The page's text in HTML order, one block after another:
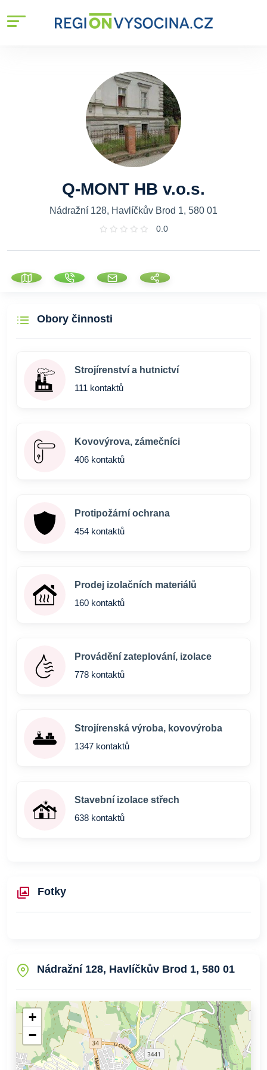
Q-MONT HB v.o.s.
Nádražní 128, Havlíčkův Brod 1, 580 01
0.0
Obory činnosti
Strojírenství a hutnictví
111 kontaktů
Kovovýrova, zámečníci
406 kontaktů
Protipožární ochrana
454 kontaktů
Prodej izolačních materiálů
160 kontaktů
Provádění zateplování, izolace
778 kontaktů
Strojírenská výroba, kovovýroba
1347 kontaktů
Stavební izolace střech
638 kontaktů
Fotky
Nádražní 128, Havlíčkův Brod 1, 580 01
+
−